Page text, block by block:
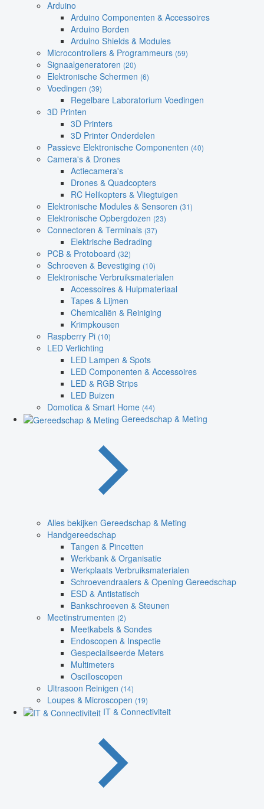
Arduino
Arduino Componenten & Accessoires
Arduino Borden
Arduino Shields & Modules
Microcontrollers & Programmeurs (59)
Signaalgeneratoren (20)
Elektronische Schermen (6)
Voedingen (39)
Regelbare Laboratorium Voedingen
3D Printen
3D Printers
3D Printer Onderdelen
Passieve Elektronische Componenten (40)
Camera's & Drones
Actiecamera's
Drones & Quadcopters
RC Helikopters & Vliegtuigen
Elektronische Modules & Sensoren (31)
Elektronische Opbergdozen (23)
Connectoren & Terminals (37)
Elektrische Bedrading
PCB & Protoboard (32)
Schroeven & Bevestiging (10)
Elektronische Verbruiksmaterialen
Accessoires & Hulpmateriaal
Tapes & Lijmen
Chemicaliën & Reiniging
Krimpkousen
Raspberry Pi (10)
LED Verlichting
LED Lampen & Spots
LED Componenten & Accessoires
LED & RGB Strips
LED Buizen
Domotica & Smart Home (44)
Gereedschap & Meting
Alles bekijken Gereedschap & Meting
Handgereedschap
Tangen & Pincetten
Werkbank & Organisatie
Werkplaats Verbruiksmaterialen
Schroevendraaiers & Opening Gereedschap
ESD & Antistatisch
Bankschroeven & Steunen
Meetinstrumenten (2)
Meetkabels & Sondes
Endoscopen & Inspectie
Gespecialiseerde Meters
Multimeters
Oscilloscopen
Ultrasoon Reinigen (14)
Loupes & Microscopen (19)
IT & Connectiviteit